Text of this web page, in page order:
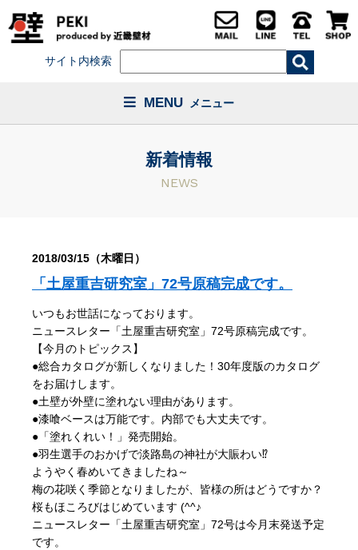
サイト内検索
MENU メニュー
新着情報
NEWS
2018/03/15（木曜日）
「土屋重吉研究室」72号原稿完成です。
いつもお世話になっております。
ニュースレター「土屋重吉研究室」72号原稿完成です。
【今月のトピックス】
●総合カタログが新しくなりました！30年度版のカタログ
をお届けします。
●土壁が外壁に塗れない理由があります。
●漆喰ベースは万能です。内部でも大丈夫です。
●「塗れくれい！」発売開始。
●羽生選手のおかげで淡路島の神社が大賑わい⁉
ようやく春めいてきましたね～
梅の花咲く季節となりましたが、皆様の所はどうですか？
桜もほころびはじめています (^^♪
ニュースレター「土屋重吉研究室」72号は今月末発送予定
です。